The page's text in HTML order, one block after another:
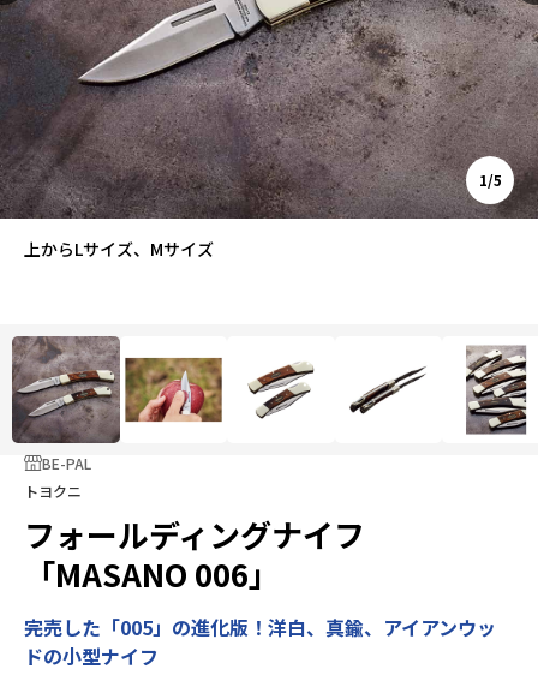
上からLサイズ、Mサイズ
1/5
BE-PAL
トヨクニ
フォールディングナイフ
「MASANO 006」
完売した「005」の進化版！洋白、真鍮、アイアンウッ
ドの小型ナイフ